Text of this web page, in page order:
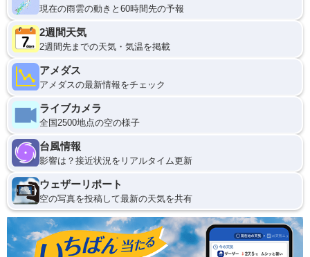
現在の雨雲の動きと60時間先の予報
2週間天気
2週間先までの天気・気温を掲載
アメダス
アメダスの最新情報をチェック
ライブカメラ
全国2500地点の空の様子
台風情報
影響は？接近状況をリアルタイム更新
ウェザーリポート
空の写真を投稿して最新の天気を共有